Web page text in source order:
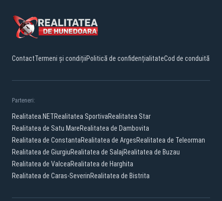
ContactTermeni și condițiiPolitică de confidențialitateCod de conduită
Parteneri:
Realitatea.NETRealitatea SportivaRealitatea Star
Realitatea de Satu MareRealitatea de Dambovita
Realitatea de ConstantaRealitatea de ArgesRealitatea de Teleorman
Realitatea de GiurgiuRealitatea de SalajRealitatea de Buzau
Realitatea de ValceaRealitatea de Harghita
Realitatea de Caras-SeverinRealitatea de Bistrita